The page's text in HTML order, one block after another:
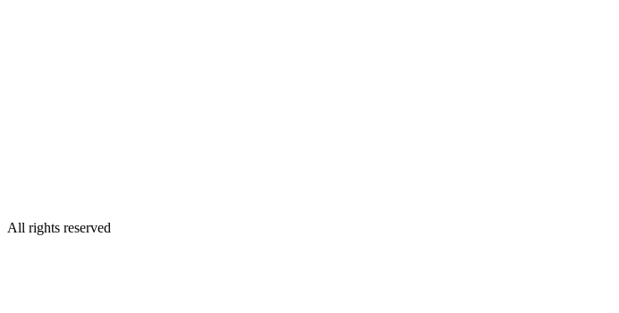
All rights reserved